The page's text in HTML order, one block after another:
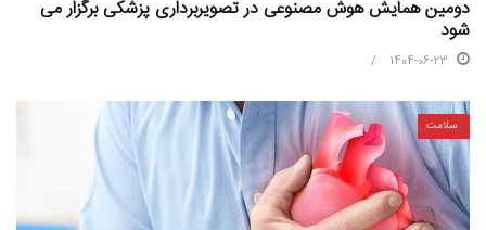
دومین همایش هوش مصنوعی در تصویربرداری پزشکی برگزار می
شود
1404-06-23
سلامت